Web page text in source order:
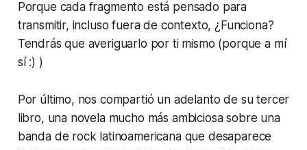
Porque cada fragmento está pensado para
transmitir, incluso fuera de contexto, ¿Funciona?
Tendrás que averiguarlo por ti mismo (porque a mí
sí :) )
Por último, nos compartió un adelanto de su tercer
libro, una novela mucho más ambiciosa sobre una
banda de rock latinoamericana que desaparece